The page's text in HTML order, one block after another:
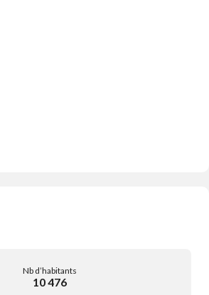
Nb d’habitants
10 476